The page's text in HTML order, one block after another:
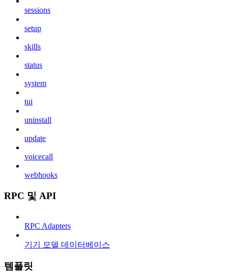
sessions
setup
skills
status
system
tui
uninstall
update
voicecall
webhooks
RPC 및 API
RPC Adapters
기기 모델 데이터베이스
템플릿